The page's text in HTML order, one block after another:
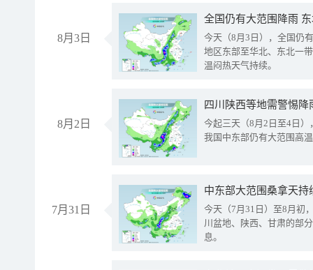
8月3日
全国仍有大范围降雨
今天（8月3日），全国仍
地区东部至华北、东北一
温闷热天气持续。
8月2日
今起三天（8月2日至4日
我国中东部仍有大范围高
7月31日
中东部大范围桑拿天
今天（7月31日）至8月初
川盆地、陕西、甘肃的部
息。